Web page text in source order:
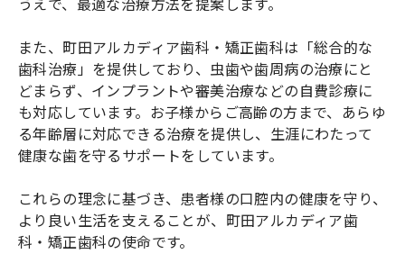
また、町田アルカディア歯科・矯正歯科は「総合的な
歯科治療」を提供しており、虫歯や歯周病の治療にと
どまらず、インプラントや審美治療などの自費診療に
も対応しています。お子様からご高齢の方まで、あらゆ
る年齢層に対応できる治療を提供し、生涯にわたって
健康な歯を守るサポートをしています。
これらの理念に基づき、患者様の口腔内の健康を守り、
より良い生活を支えることが、町田アルカディア歯
科・矯正歯科の使命です。